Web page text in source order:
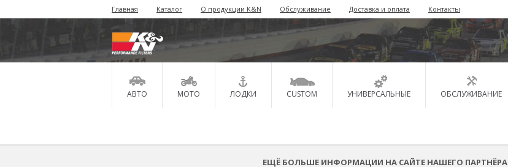
Главная Каталог О продукции K&N Обслуживание Доставка и оплата Контакты
АВТО МОТО ЛОДКИ CUSTOM УНИВЕРСАЛЬНЫЕ ОБСЛУЖИВАНИЕ
ЕЩЁ БОЛЬШЕ ИНФОРМАЦИИ НА САЙТЕ НАШЕГО ПАРТНЁРА